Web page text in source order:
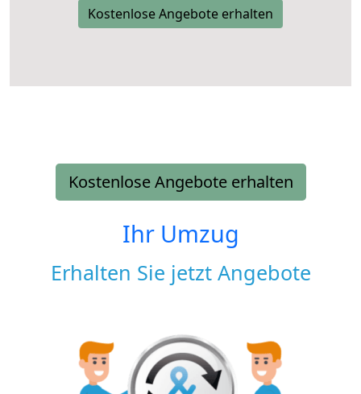
Kostenlose Angebote erhalten
Kostenlose Angebote erhalten
Ihr Umzug
Erhalten Sie jetzt Angebote